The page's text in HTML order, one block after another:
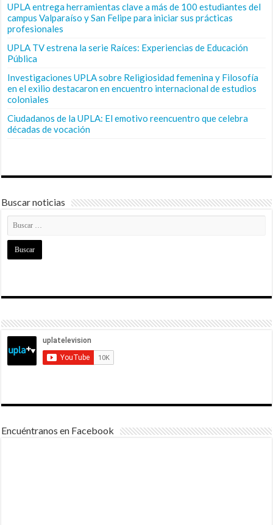
UPLA entrega herramientas clave a más de 100 estudiantes del
campus Valparaíso y San Felipe para iniciar sus prácticas
profesionales
UPLA TV estrena la serie Raíces: Experiencias de Educación
Pública
Investigaciones UPLA sobre Religiosidad femenina y Filosofía
en el exilio destacaron en encuentro internacional de estudios
coloniales
Ciudadanos de la UPLA: El emotivo reencuentro que celebra
décadas de vocación
Buscar noticias
Encuéntranos en Facebook